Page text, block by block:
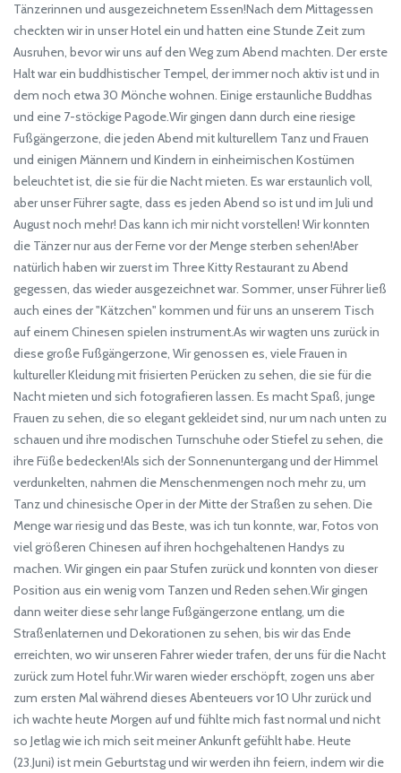
Tänzerinnen und ausgezeichnetem Essen!Nach dem Mittagessen
checkten wir in unser Hotel ein und hatten eine Stunde Zeit zum
Ausruhen, bevor wir uns auf den Weg zum Abend machten. Der erste
Halt war ein buddhistischer Tempel, der immer noch aktiv ist und in
dem noch etwa 30 Mönche wohnen. Einige erstaunliche Buddhas
und eine 7-stöckige Pagode.Wir gingen dann durch eine riesige
Fußgängerzone, die jeden Abend mit kulturellem Tanz und Frauen
und einigen Männern und Kindern in einheimischen Kostümen
beleuchtet ist, die sie für die Nacht mieten. Es war erstaunlich voll,
aber unser Führer sagte, dass es jeden Abend so ist und im Juli und
August noch mehr! Das kann ich mir nicht vorstellen! Wir konnten
die Tänzer nur aus der Ferne vor der Menge sterben sehen!Aber
natürlich haben wir zuerst im Three Kitty Restaurant zu Abend
gegessen, das wieder ausgezeichnet war. Sommer, unser Führer ließ
auch eines der "Kätzchen" kommen und für uns an unserem Tisch
auf einem Chinesen spielen instrument.As wir wagten uns zurück in
diese große Fußgängerzone, Wir genossen es, viele Frauen in
kultureller Kleidung mit frisierten Perücken zu sehen, die sie für die
Nacht mieten und sich fotografieren lassen. Es macht Spaß, junge
Frauen zu sehen, die so elegant gekleidet sind, nur um nach unten zu
schauen und ihre modischen Turnschuhe oder Stiefel zu sehen, die
ihre Füße bedecken!Als sich der Sonnenuntergang und der Himmel
verdunkelten, nahmen die Menschenmengen noch mehr zu, um
Tanz und chinesische Oper in der Mitte der Straßen zu sehen. Die
Menge war riesig und das Beste, was ich tun konnte, war, Fotos von
viel größeren Chinesen auf ihren hochgehaltenen Handys zu
machen. Wir gingen ein paar Stufen zurück und konnten von dieser
Position aus ein wenig vom Tanzen und Reden sehen.Wir gingen
dann weiter diese sehr lange Fußgängerzone entlang, um die
Straßenlaternen und Dekorationen zu sehen, bis wir das Ende
erreichten, wo wir unseren Fahrer wieder trafen, der uns für die Nacht
zurück zum Hotel fuhr.Wir waren wieder erschöpft, zogen uns aber
zum ersten Mal während dieses Abenteuers vor 10 Uhr zurück und
ich wachte heute Morgen auf und fühlte mich fast normal und nicht
so Jetlag wie ich mich seit meiner Ankunft gefühlt habe. Heute
(23.Juni) ist mein Geburtstag und wir werden ihn feiern, indem wir die